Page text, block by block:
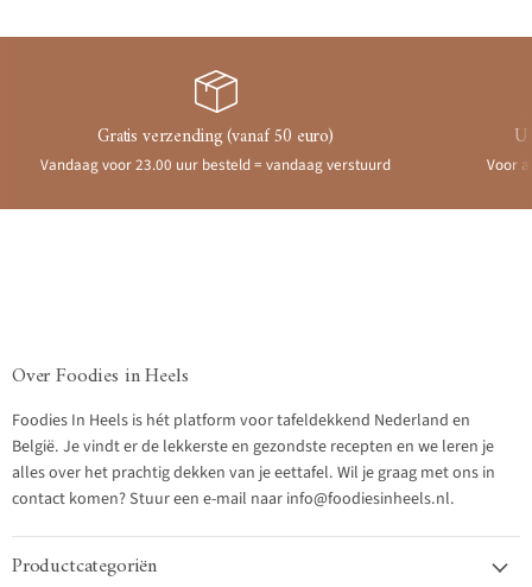
Gratis verzending (vanaf 50 euro)
Vandaag voor 23.00 uur besteld = vandaag verstuurd Voor
Over Foodies in Heels
Foodies In Heels is hét platform voor tafeldekkend Nederland en
België. Je vindt er de lekkerste en gezondste recepten en we leren je
alles over het prachtig dekken van je eettafel. Wil je graag met ons in
contact komen? Stuur een e-mail naar info@foodiesinheels.nl.
Productcategoriën